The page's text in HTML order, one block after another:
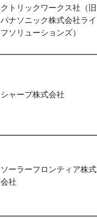
クトリックワークス社（旧
パナソニック株式会社ライ
フソリューションズ）
シャープ株式会社
ソーラーフロンティア株式
会社